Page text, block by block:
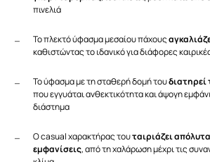
πινελιά
Το πλεκτό ύφασμα μεσαίου πάχους
καθιστώντας το ιδανικό για διάφορες
Το ύφασμα με τη σταθερή δομή τουδιατηρεί
που εγγυάται ανθεκτικότητα και άψογη
διάστημα
Ο casual χαρακτήρας τουταιριάζει
εμφανίσεις, από τη χαλάρωση μέχρι τις